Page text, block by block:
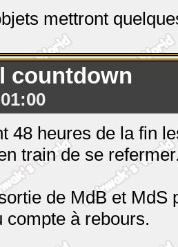
mettront
countdown
48 heures de la fin
train de se
de MdB et MdS
compte à rebours.